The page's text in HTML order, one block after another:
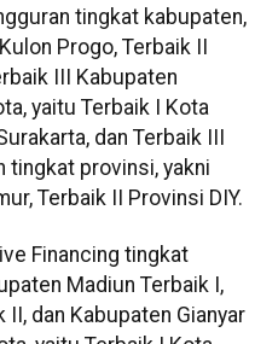
tingkat kabupaten,
Progo, Terbaik II
III Kabupaten
yaitu Terbaik I Kota
dan Terbaik III
tingkat provinsi, yakni
Terbaik II Provinsi DIY.
Financing tingkat
Madiun Terbaik I,
dan Kabupaten Gianyar